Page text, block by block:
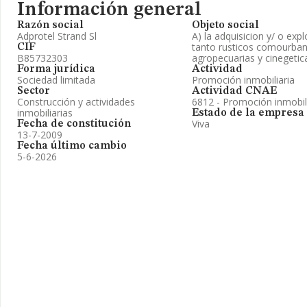
Información general
Razón social
Adprotel Strand Sl
CIF
B85732303
Forma jurídica
Sociedad limitada
Sector
Construcción y actividades
inmobiliarias
Fecha de constitución
13-7-2009
Fecha último cambio
5-6-2026
Objeto social
A) la adquisicion y/ o
tanto rusticos
agropecuarias y
Actividad
Promoción inmobiliaria
Actividad CNAE
6812 - Promoción
Estado de la empresa
Viva